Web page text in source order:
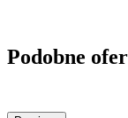
Podobne